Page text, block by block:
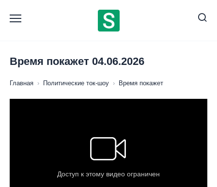
содержанию
Время покажет 04.06.2026
Главная › Политические ток-шоу › Время покажет